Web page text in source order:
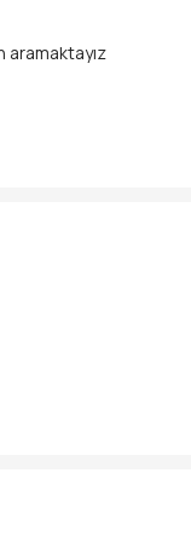
ve analitik düşünme
diyorsan doğru ye